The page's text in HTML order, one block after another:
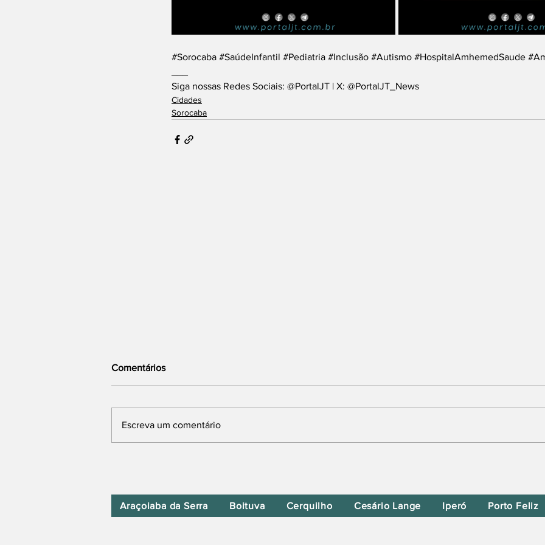
#Sorocaba #SaúdeInfantil #Pediatria #Inclusão #Autismo #HospitalAmhemedSaude
Siga nossas Redes Sociais: @PortalJT | X: @PortalJT_News
Cidades
Sorocaba
Comentários
Escreva um comentário
Araçoiaba da Serra Boituva Cerquilho Cesário Lange Iperó Porto Feliz